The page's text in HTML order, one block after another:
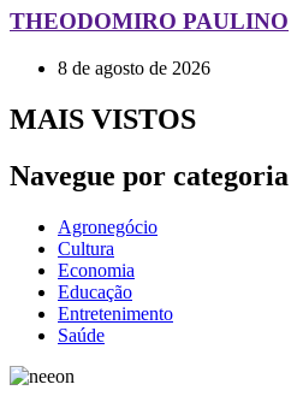
THEODOMIRO PAULINO
8 de agosto de 2026
MAIS VISTOS
Navegue por categoria
Agronegócio
Cultura
Economia
Educação
Entretenimento
Saúde